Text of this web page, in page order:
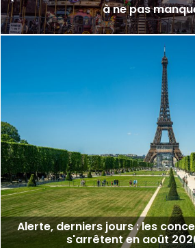
à ne pas
Alerte, derniers jours : les
s'arrêtent en août